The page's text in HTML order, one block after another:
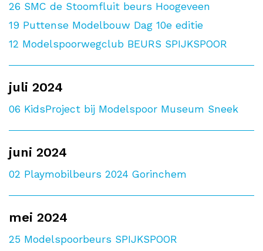
26 SMC de Stoomfluit beurs Hoogeveen
19 Puttense Modelbouw Dag 10e editie
12 Modelspoorwegclub BEURS SPIJKSPOOR
juli 2024
06 KidsProject bij Modelspoor Museum Sneek
juni 2024
02 Playmobilbeurs 2024 Gorinchem
mei 2024
25 Modelspoorbeurs SPIJKSPOOR